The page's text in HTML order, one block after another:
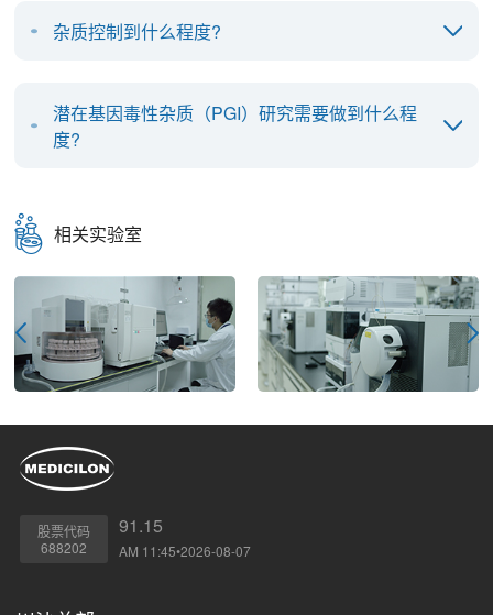
杂质控制到什么程度?
潜在基因毒性杂质（PGI）研究需要做到什么程
度?
相关实验室
股票代码
688202
91.15
AM 11:45•2026-08-07